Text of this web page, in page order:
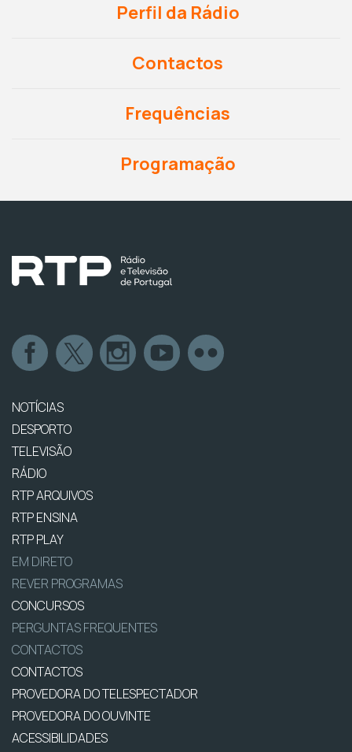
Perfil da Rádio
Contactos
Frequências
Programação
NOTÍCIAS
DESPORTO
TELEVISÃO
RÁDIO
RTP ARQUIVOS
RTP ENSINA
RTP PLAY
EM DIRETO
REVER PROGRAMAS
CONCURSOS
PERGUNTAS FREQUENTES
CONTACTOS
CONTACTOS
PROVEDORA DO TELESPECTADOR
PROVEDORA DO OUVINTE
ACESSIBILIDADES